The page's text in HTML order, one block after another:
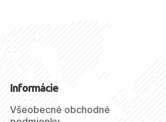
Informácie
Všeobecné obchodné